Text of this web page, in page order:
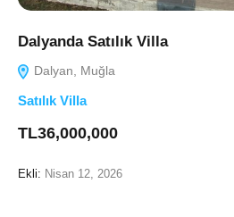
Dalyanda Satılık Villa
Dalyan, Muğla
Satılık Villa
TL36,000,000
Ekli: Nisan 12, 2026